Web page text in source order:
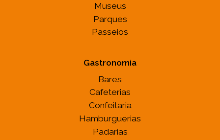
Museus
Parques
Passeios
Gastronomia
Bares
Cafeterias
Confeitaria
Hamburguerias
Padarias